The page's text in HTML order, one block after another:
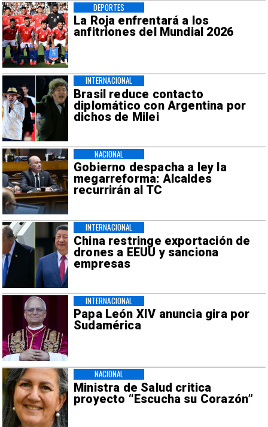
La Roja enfrentará a los
anfitriones del Mundial 2026
DEPORTES
Brasil reduce contacto
diplomático con Argentina por
dichos de Milei
INTERNACIONAL
Gobierno despacha a ley la
megarreforma: Alcaldes
recurrirán al TC
NACIONAL
China restringe exportación de
drones a EEUU y sanciona
empresas
INTERNACIONAL
Papa León XIV anuncia gira por
Sudamérica
INTERNACIONAL
Ministra de Salud critica
proyecto “Escucha su Corazón”
NACIONAL